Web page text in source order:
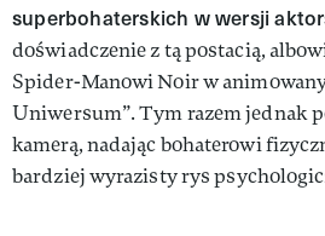
superbohaterskich w wersji
doświadczenie z tą postacią,
Spider-Manowi Noir w
Uniwersum”. Tym razem jednak
kamerą, nadając bohaterowi
bardziej wyrazisty rys